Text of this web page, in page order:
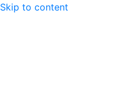
Skip to content